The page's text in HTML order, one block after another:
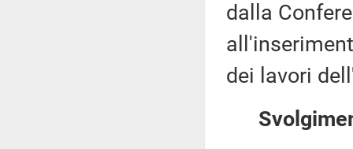
dalla
dei lavori